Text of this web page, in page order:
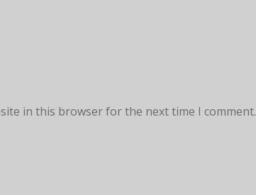
in this browser for the next time I comment.